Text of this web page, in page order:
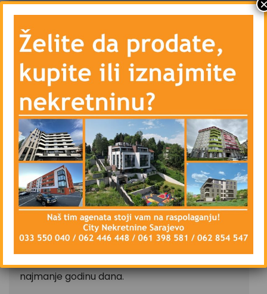
– Drugu spavaću ili radnu sobu
– Kupatilo i odvojen toalet
– Ostavu
– Centralno grijanje – gradsko – Toplane
– Vanjsku PVC stolariju i unutrašnju drvenu
stolariju
– Blindirana vrata, Interfon, lift
– Priključke kablovske televizije i interneta
– Parking u blizini zgrade – javni
Stan se iznajmljuje namješten, isključivo na duži
vremenski period, ugovorna obaveza od
najmanje godinu dana.